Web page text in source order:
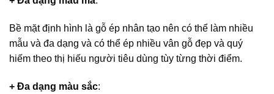
Bề mặt định hình là gỗ ép nhân tạo nên có thể làm nhiều
mẫu và đa dạng và có thể ép nhiều vân gỗ đẹp và quý
hiếm theo thị hiếu người tiêu dùng tùy từng thời điểm.
+ Đa dạng màu sắc: